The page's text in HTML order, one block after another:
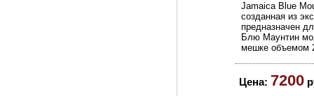
Jamaica Blue
созданная из
предназначен
Блю Маунтин
мешке объемом
Цена: 7200